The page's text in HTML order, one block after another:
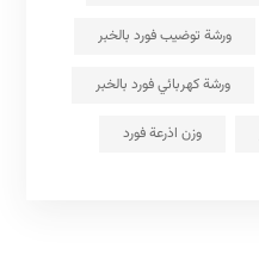
ورشة توضيب فورد بالخبر
ورشة كهربائي فورد بالخبر
وزن اذرعة فورد